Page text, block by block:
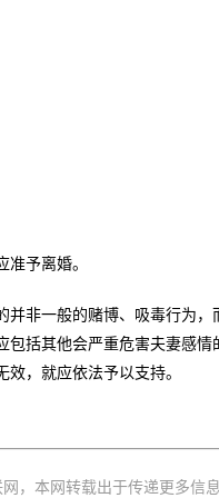
予离婚。
一般的赌博、吸毒行为，
括其他会严重危害夫妻感
，就应依法予以支持。
，本网转载出于传递更多信